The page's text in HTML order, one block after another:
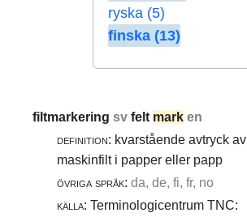
ryska (5)
finska (13)
filtmarkeringsvfelt mark en
definition: kvarstående avtryck av
maskinfilt i papper eller papp
övriga språk: da, de, fi, fr, no
källa: Terminologicentrum TNC: